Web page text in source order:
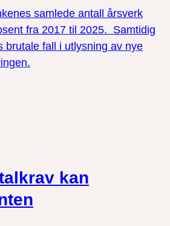
samlede antall årsverk
fra 2017 til 2025. Samtidig
brutale fall i utlysning av nye
kan